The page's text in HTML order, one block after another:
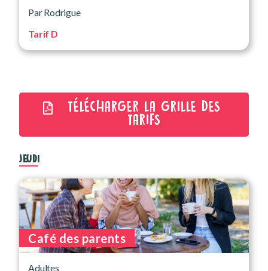
Par Rodrigue
Tarif D
TÉLÉCHARGER LA GRILLE DES
TARIFS
JEUDI
Café des parents
Adultes